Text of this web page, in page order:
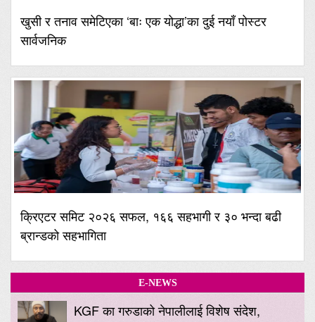
खुसी र तनाव समेटिएका ‘बाः एक योद्धा’का दुई नयाँ पोस्टर
सार्वजनिक
क्रिएटर समिट २०२६ सफल, १६६ सहभागी र ३० भन्दा बढी
ब्रान्डको सहभागिता
E-NEWS
KGF का गरुडाको नेपालीलाई विशेष संदेश,